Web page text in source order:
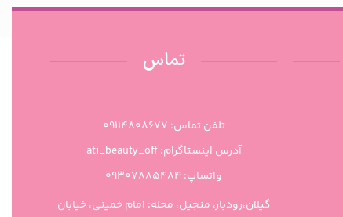
تماس
تلفن تماس: 09114808677
آدرس اینستاگرام: ati_beauty_off
واتساپ: ۰۹۳۰۷۸۸۵۴۸۴
گیلان،رودبار، منجیل، محله: امام خمینی، خیابان